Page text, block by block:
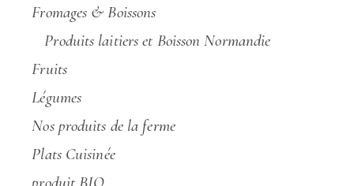
Fromages & Boissons
Produits laitiers et Boisson Normandie
Fruits
Légumes
Nos produits de la ferme
Plats Cuisinée